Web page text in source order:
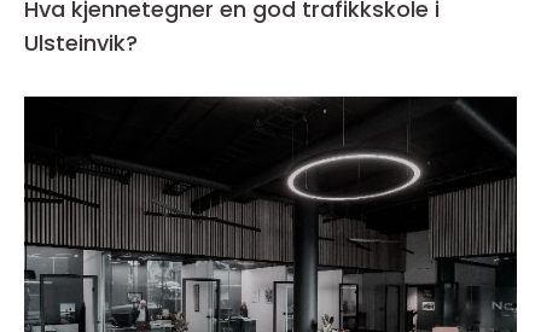
Hva kjennetegner en god trafikkskole i
Ulsteinvik?